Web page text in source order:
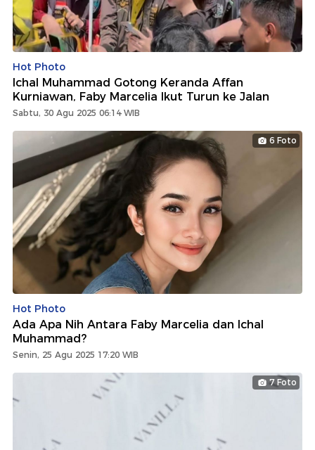
Hot Photo
Ichal Muhammad Gotong Keranda Affan
Kurniawan, Faby Marcelia Ikut Turun ke Jalan
Sabtu, 30 Agu 2025 06:14 WIB
6 Foto
Hot Photo
Ada Apa Nih Antara Faby Marcelia dan Ichal
Muhammad?
Senin, 25 Agu 2025 17:20 WIB
7 Foto